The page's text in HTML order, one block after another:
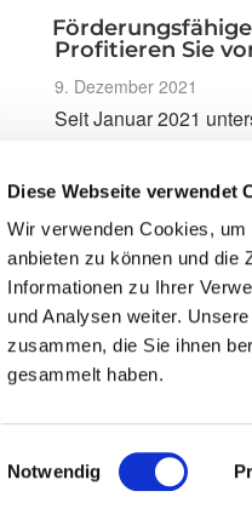
Diese Webseite verwendet
Wir verwenden Cookies,
anbieten zu können und die
Informationen zu Ihrer
und Analysen weiter.
zusammen, die Sie ihnen
gesammelt haben.
Einwilligungsauswahl
Notwendig
für
Außenjalousien
im
modernen,
geradlinigen
Design“
Profitieren Sie
Veröffentlicht
am
9. Dezember 2021
Seit Januar 2021
können Eigentümer,
„Förderungsfähige
für
Ihre
Renovierung
–
Profitieren
von
BEG
Zuschuss“
weiterlesen